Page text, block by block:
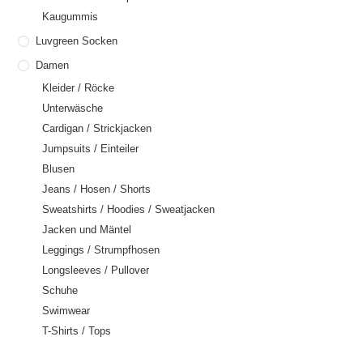
Kaugummis
Luvgreen Socken
Damen
Kleider / Röcke
Unterwäsche
Cardigan / Strickjacken
Jumpsuits / Einteiler
Blusen
Jeans / Hosen / Shorts
Sweatshirts / Hoodies / Sweatjacken
Jacken und Mäntel
Leggings / Strumpfhosen
Longsleeves / Pullover
Schuhe
Swimwear
T-Shirts / Tops